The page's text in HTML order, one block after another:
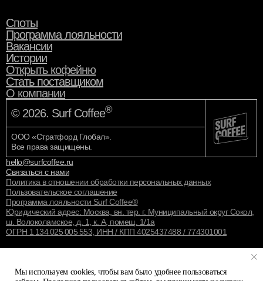
Споты
Программа лояльности
Вакансии
Истории
Открыть кофейню
Стать поставщиком
О компании
© 2026. Surf Coffee®
ООО «Стратфорд Глобал».
Все права защищены.
hello@surfcoffee.ru
Связаться с нами
Политика в отношении обработки персональных данных
Пользовательское соглашение
Программа лояльности Surf Coffee®
Юридический адрес: Москва, вн. тер. г. Муниципальный округ Сокол,
ш. Волоколамское, д. 1, к. А, помещ. 1/1а
ОГРН 1 134 025 005 553, ИНН / КПП 4025437488 / 774301001
Мы используем cookies, чтобы вам было удобнее пользоваться